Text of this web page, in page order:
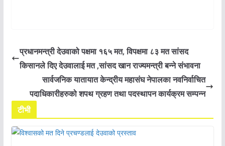
प्रधानमन्त्री देउवाको पक्षमा १६५ मत, विपक्षमा ८३ मत सांसद
किसानले दिए देउवालाई मत ,सांसद खान राज्यमन्त्री बन्ने संभावना
सार्वजनिक यातायात केन्द्रीय महासंघ नेपालका नवनिर्वाचित
पदाधिकारीहरुको शपथ ग्रहण तथा पदस्थापन कार्यक्रम सम्पन्न
टीभी